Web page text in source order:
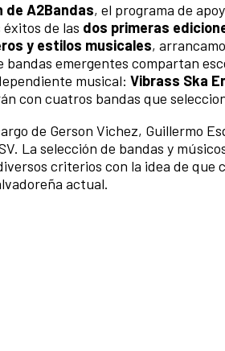
de A2Bandas, el programa de
éxitos de las dos primeras
y estilos musicales,
bandas emergentes compartan
musical: Vibrass Ska
con cuatros bandas que
de Gerson Vichez, Guillermo
La selección de bandas y
criterios con la idea de
actual.